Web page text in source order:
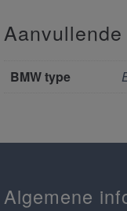
BMW type
Algemene